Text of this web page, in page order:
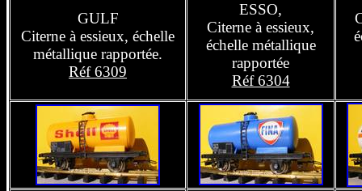
GULF
Citerne à essieux, échelle
métallique rapportée.
Réf 6309
ESSO,
Citerne à essieux,
échelle métallique
rapportée
Réf 6304